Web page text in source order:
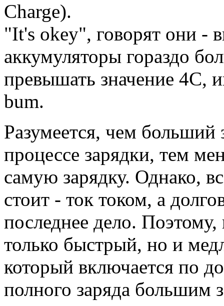
Charge).
"It's okey", говорят они -
аккумуляторы гораздо
превышать значение 4С,
bum.
Разумеется, чем больший
процессе зарядки, тем
самую зарядку. Однако,
стоит - ток током, а
последнее дело.
только быстрый, но и
который включается по
полного заряда большим